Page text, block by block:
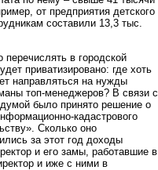
от предприятия детского
составили 13,3 тыс.
в городской
приватизировано: где хоть
направляться на нужды
топ-менеджеров? В связи с
было принято решение о
кадастрового
Сколько оно
за этот год доходы
и его замы, работавшие в
и иже с ними в